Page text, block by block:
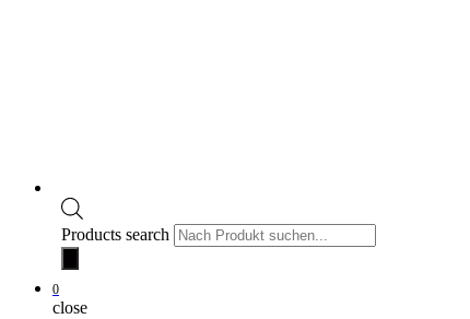
Products search
0
close